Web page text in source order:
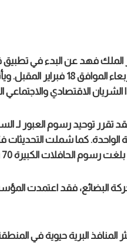
فهد عن البدء في تطبيق
الواحد، وذلك اعتباراً من يوم
الاقتصادي والاجتماعي
الواحدة. كما شملت
البضائع، فقد اعتمدت
البرية حيوية في